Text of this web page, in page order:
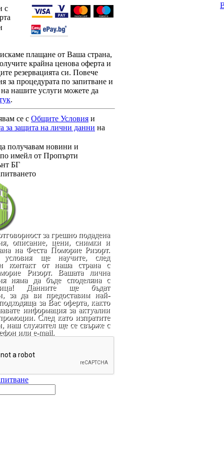
с
плащане от Ваша страна,
крайна ценова оферта и
резервацията си. Повече
за процедурата по запитване и
нашите услуги можете да
.
се с Общите Условия и
за защита на лични данни на
получавам новини и
имейл от Пропърти
БГ
за грешно подадена
описание, цени, снимки и
на Феста Поморие Ризорт.
условия ще научите, след
контакт от наша страна с
Ризорт. Вашата лична
няма да бъде споделяна с
Данните ще бъдат
за да ви предоставим най-
за Вас оферта, както
информация за актуални
След като изпратите
наш служител ще се свърже с
или e-mail.